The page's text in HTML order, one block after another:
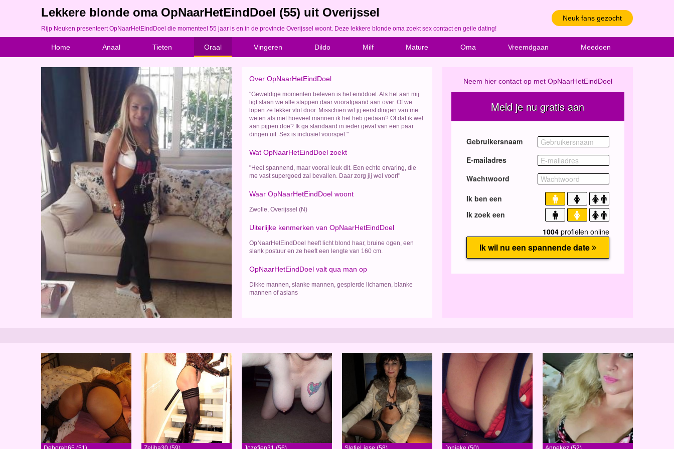
Neuk fans gezocht
Lekkere blonde oma OpNaarHetEindDoel (55) uit Overijssel
Rijp Neuken presenteert OpNaarHetEindDoel die momenteel 55 jaar is en in de provincie Overijssel woont. Deze lekkere blonde oma zoekt sex contact en geile dating!
Home Anaal Tieten Oraal Vingeren Dildo Milf Mature Oma Vreemdgaan Meedoen
Over OpNaarHetEindDoel
"Geweldige momenten beleven is het einddoel. Als het aan mij
ligt slaan we alle stappen daar voorafgaand aan over. Of we
lopen ze lekker vlot door. Misschien wil jij eerst dingen van me
weten als met hoeveel mannen ik het heb gedaan? Of dat ik wel
aan pijpen doe? Ik ga standaard in ieder geval van een paar
dingen uit. Sex is inclusief voorspel."
Wat OpNaarHetEindDoel zoekt
"Heel spannend, maar vooral leuk dit. Een echte ervaring, die
me vast supergoed zal bevallen. Daar zorg jij wel voor!"
Waar OpNaarHetEindDoel woont
Zwolle, Overijssel (N)
Uiterlijke kenmerken van OpNaarHetEindDoel
OpNaarHetEindDoel heeft licht blond haar, bruine ogen, een
slank postuur en ze heeft een lengte van 160 cm.
OpNaarHetEindDoel valt qua man op
Dikke mannen, slanke mannen, gespierde lichamen, blanke
mannen of asians
Neem hier contact op met OpNaarHetEindDoel